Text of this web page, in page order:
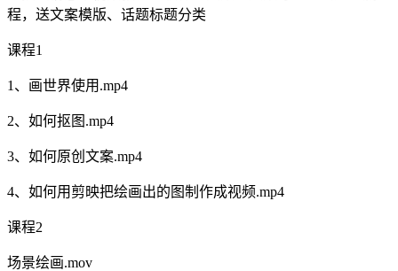
课程1
1、画世界使用.mp4
2、如何抠图.mp4
3、如何原创文案.mp4
4、如何用剪映把绘画出的图制作成视频.mp4
课程2
场景绘画.mov